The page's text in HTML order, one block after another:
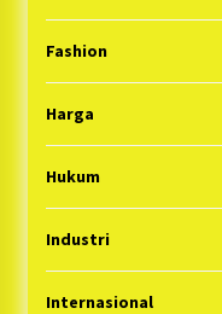
Fashion
Harga
Hukum
Industri
Internasional